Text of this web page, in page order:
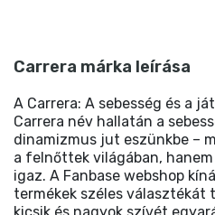
Carrera márka leírása
A Carrera: A sebesség és a
Carrera név hallatán a
dinamizmus jut eszünkbe –
a felnőttek világában,
igaz. A Fanbase webshop
termékek széles választékát
kicsik és nagyok szívét